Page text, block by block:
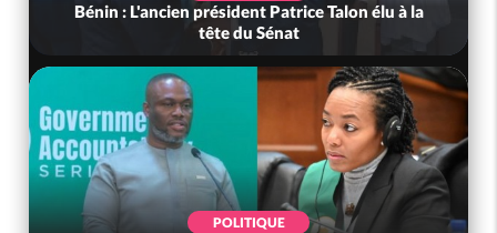
Bénin : L'ancien président Patrice Talon élu à la
tête du Sénat
POLITIQUE